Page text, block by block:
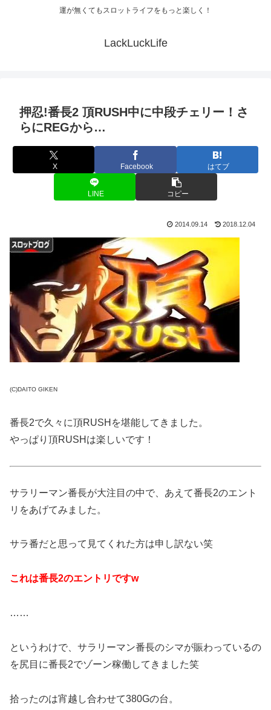
運が無くてもスロットライフをもっと楽しく！
LackLuckLife
押忍!番長2 頂RUSH中に中段チェリー！さ
らにREGから…
X Facebook はてブ
LINE コピー
2014.09.14 2018.12.04
(C)DAITO GIKEN
番長2で久々に頂RUSHを堪能してきました。
やっぱり頂RUSHは楽しいです！
サラリーマン番長が大注目の中で、あえて番長2のエント
リをあげてみました。
サラ番だと思って見てくれた方は申し訳ない笑
これは番長2のエントリですw
……
というわけで、サラリーマン番長のシマが賑わっているの
を尻目に番長2でゾーン稼働してきました笑
拾ったのは宵越し合わせて380Gの台。